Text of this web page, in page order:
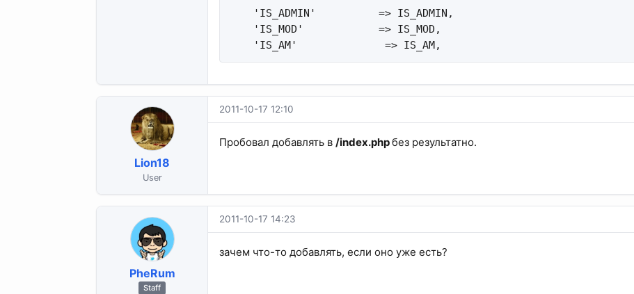
    'IS_ADMIN'          => IS_ADMIN,
    'IS_MOD'            => IS_MOD,
    'IS_AM'              => IS_AM,
Lion18
User
2011-10-17 12:10
Пробовал добавлять в /index.phpбез результатно.
PheRum
Staff
2011-10-17 14:23
зачем что-то добавлять, если оно уже есть?